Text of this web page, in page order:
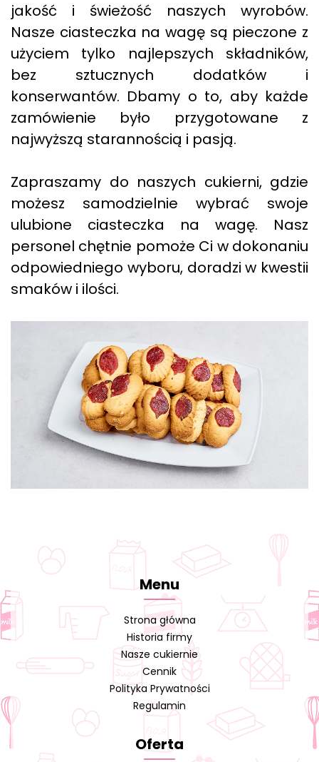
jakość i świeżość naszych wyrobów.
Nasze ciasteczka na wagę są pieczone z
użyciem tylko najlepszych składników,
bez sztucznych dodatków i
konserwantów. Dbamy o to, aby każde
zamówienie było przygotowane z
najwyższą starannością i pasją.
Zapraszamy do naszych cukierni, gdzie
możesz samodzielnie wybrać swoje
ulubione ciasteczka na wagę. Nasz
personel chętnie pomoże Ci w dokonaniu
odpowiedniego wyboru, doradzi w kwestii
smaków i ilości.
Menu
Strona główna
Historia firmy
Nasze cukiernie
Cennik
Polityka Prywatności
Regulamin
Oferta